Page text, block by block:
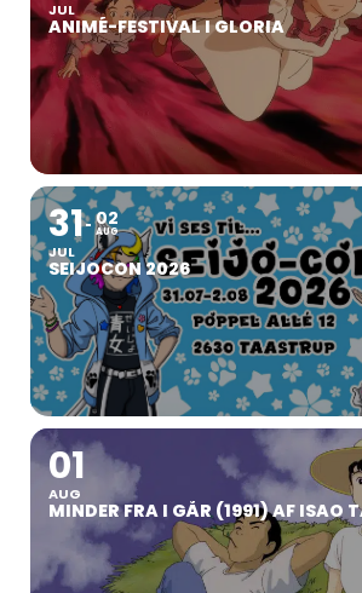
JUL
ANIMÉ-FESTIVAL I GLORIA
31
JUL
02
AUG
SEIJOCON 2026
01
AUG
MINDER FRA I GÅR (1991) AF ISAO